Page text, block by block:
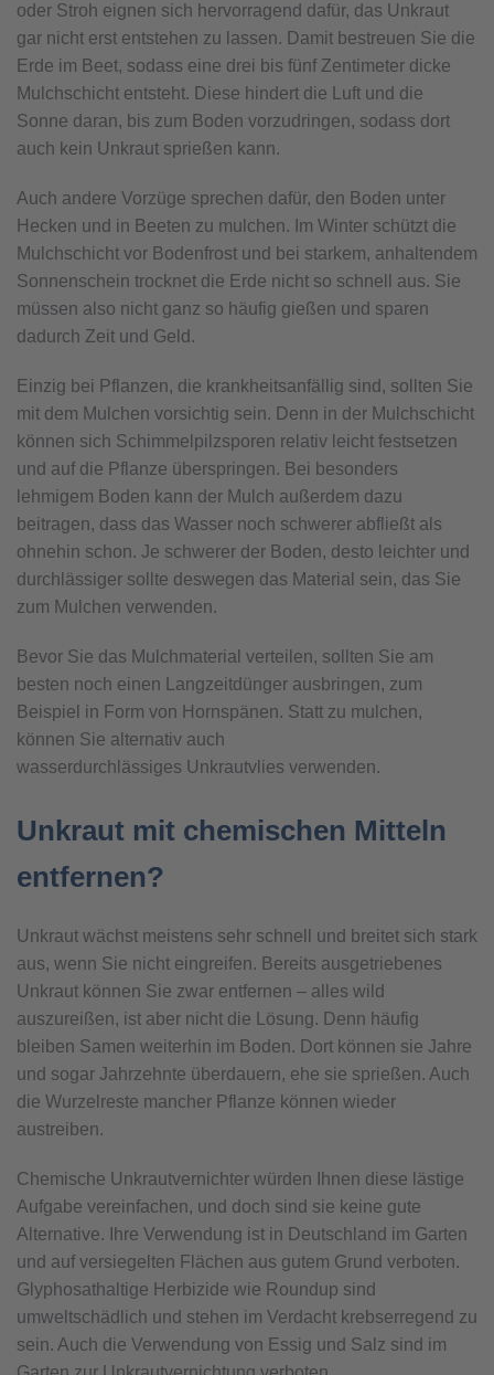
oder Stroh eignen sich hervorragend dafür, das Unkraut
gar nicht erst entstehen zu lassen. Damit bestreuen Sie die
Erde im Beet, sodass eine drei bis fünf Zentimeter dicke
Mulchschicht entsteht. Diese hindert die Luft und die
Sonne daran, bis zum Boden vorzudringen, sodass dort
auch kein Unkraut sprießen kann.
Auch andere Vorzüge sprechen dafür, den Boden unter
Hecken und in Beeten zu mulchen. Im Winter schützt die
Mulchschicht vor Bodenfrost und bei starkem, anhaltendem
Sonnenschein trocknet die Erde nicht so schnell aus. Sie
müssen also nicht ganz so häufig gießen und sparen
dadurch Zeit und Geld.
Einzig bei Pflanzen, die krankheitsanfällig sind, sollten Sie
mit dem Mulchen vorsichtig sein. Denn in der Mulchschicht
können sich Schimmelpilzsporen relativ leicht festsetzen
und auf die Pflanze überspringen. Bei besonders
lehmigem Boden kann der Mulch außerdem dazu
beitragen, dass das Wasser noch schwerer abfließt als
ohnehin schon. Je schwerer der Boden, desto leichter und
durchlässiger sollte deswegen das Material sein, das Sie
zum Mulchen verwenden.
Bevor Sie das Mulchmaterial verteilen, sollten Sie am
besten noch einen Langzeitdünger ausbringen, zum
Beispiel in Form von Hornspänen. Statt zu mulchen,
können Sie alternativ auch
wasserdurchlässiges Unkrautvlies verwenden.
Unkraut mit chemischen Mitteln
entfernen?
Unkraut wächst meistens sehr schnell und breitet sich stark
aus, wenn Sie nicht eingreifen. Bereits ausgetriebenes
Unkraut können Sie zwar entfernen – alles wild
auszureißen, ist aber nicht die Lösung. Denn häufig
bleiben Samen weiterhin im Boden. Dort können sie Jahre
und sogar Jahrzehnte überdauern, ehe sie sprießen. Auch
die Wurzelreste mancher Pflanze können wieder
austreiben.
Chemische Unkrautvernichter würden Ihnen diese lästige
Aufgabe vereinfachen, und doch sind sie keine gute
Alternative. Ihre Verwendung ist in Deutschland im Garten
und auf versiegelten Flächen aus gutem Grund verboten.
Glyphosathaltige Herbizide wie Roundup sind
umweltschädlich und stehen im Verdacht krebserregend zu
sein. Auch die Verwendung von Essig und Salz sind im